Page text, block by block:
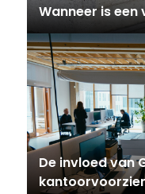
Wanneer is een
De invloed van